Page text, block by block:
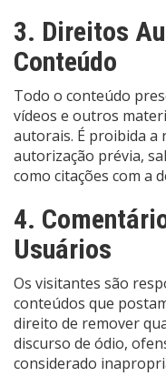
3. Direitos
Conteúdo
Todo o conteúdo
vídeos e outros
autorais. É proibida a
autorização prévia,
como citações com a
4.
Usuários
Os visitantes são
conteúdos que
direito de remover
discurso de ódio,
considerado